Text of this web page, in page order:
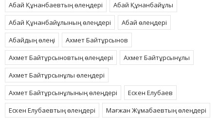
Абай Құнанбаевтың өлеңдері
Абай Құнанбайұлы
Абай Құнанбайұлының өлеңдері
Абай өлеңдері
Абайдың өлеңі
Ахмет Байтұрсынов
Ахмет Байтұрсыновтың өлеңдері
Ахмет Байтұрсынұлы
Ахмет Байтұрсынұлы өлеңдері
Ахмет Байтұрсынұлының өлеңдері
Ескен Елубаев
Ескен Елубаевтың өлеңдері
Мағжан Жұмабаевтың өлеңдері